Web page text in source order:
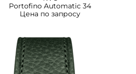
Portofino Automatic 34
Цена по запросу